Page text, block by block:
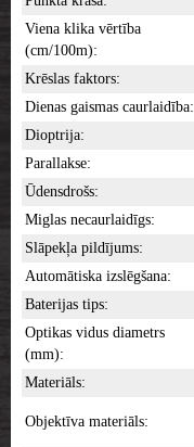
Viena klika vērtība
(cm/100m):
Krēslas faktors:
Dienas gaismas caurlaidība:
Dioptrija:
Parallakse:
Ūdensdrošs:
Miglas necaurlaidīgs:
Slāpekļa pildījums:
Automātiska izslēgšana:
Baterijas tips:
Optikas vidus diametrs
(mm):
Materiāls:
Objektīva materiāls: